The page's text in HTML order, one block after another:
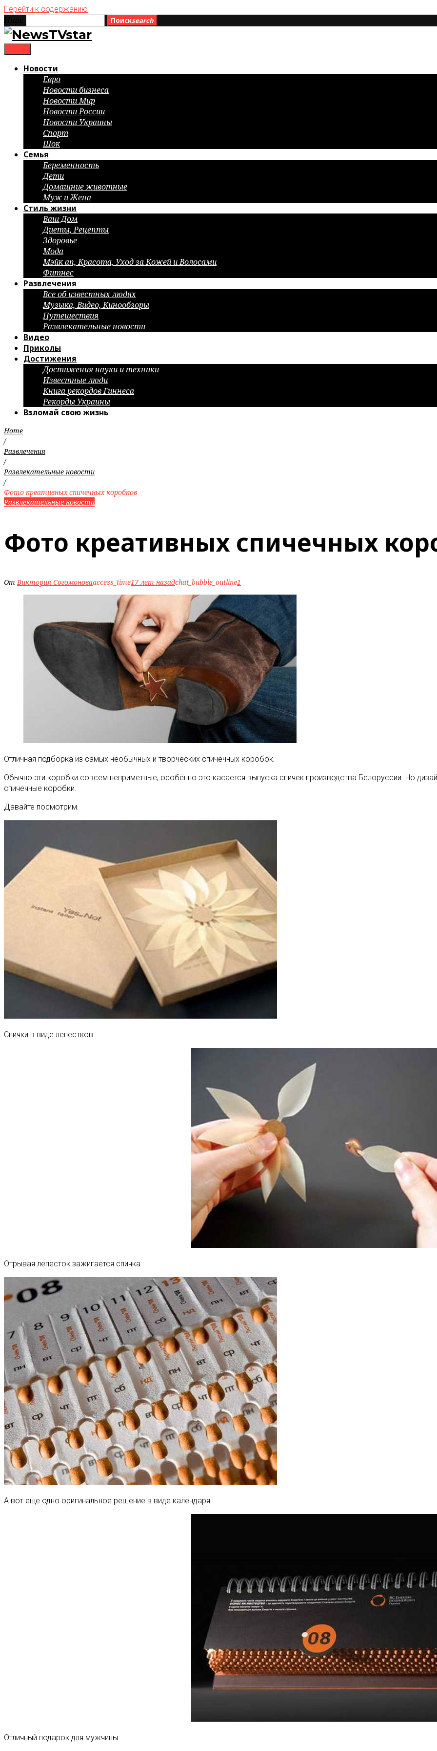
Перейти к содержанию
Поискsearch
Новости
Евро
Новости бизнеса
Новости Мир
Новости России
Новости Украины
Спорт
Шок
Семья
Беременность
Дети
Домашние животные
Муж и Жена
Стиль жизни
Ваш Дом
Диеты, Рецепты
Здоровье
Мода
Мэйк ап, Красота, Уход за Кожей и Волосами
Фитнес
Развлечения
Все об известных людях
Музыка, Видео, Кинообзоры
Путешествия
Развлекательные новости
Видео
Приколы
Достижения
Достижения науки и техники
Известные люди
Книга рекордов Гиннеса
Рекорды Украины
Взломай свою жизнь
Home
/
Развлечения
/
Развлекательные новости
/
Фото креативных спичечных коробков
Развлекательные новости
Фото креативных спичечных
ОтВиктория Согомоноваaccess_time17 лет назадchat_bubble_outline1
Отличная подборка из самых необычных и творческих спичечных коробок.
Обычно эти коробки совсем неприметные, особенно это касается выпуска спичек производства Белоруссии. Но
спичечные коробки.
Давайте посмотрим.
Спички в виде лепестков.
Отрывая лепесток зажигается спичка.
А вот еще одно оригинальное решение в виде календаря.
Отличный подарок для мужчины.